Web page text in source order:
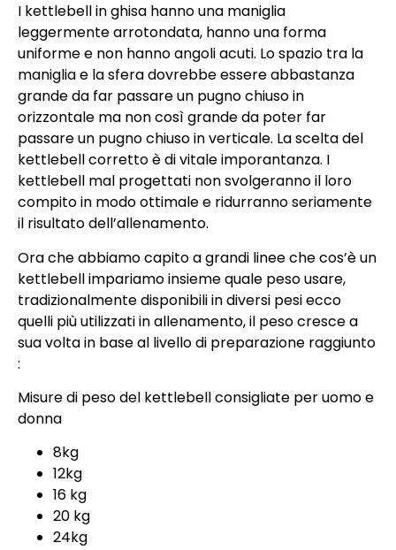
I kettlebell in ghisa hanno una maniglia
leggermente arrotondata, hanno una forma
uniforme e non hanno angoli acuti. Lo spazio tra la
maniglia e la sfera dovrebbe essere abbastanza
grande da far passare un pugno chiuso in
orizzontale ma non così grande da poter far
passare un pugno chiuso in verticale. La scelta del
kettlebell corretto è di vitale imporantanza. I
kettlebell mal progettati non svolgeranno il loro
compito in modo ottimale e ridurranno seriamente
il risultato dell’allenamento.
Ora che abbiamo capito a grandi linee che cos’è un
kettlebell impariamo insieme quale peso usare,
tradizionalmente disponibili in diversi pesi ecco
quelli più utilizzati in allenamento, il peso cresce a
sua volta in base al livello di preparazione raggiunto
:
Misure di peso del kettlebell consigliate per uomo e
donna
8kg
12kg
16 kg
20 kg
24kg